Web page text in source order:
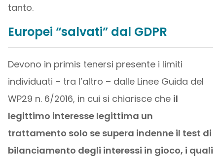
tanto.
Europei “salvati” dal GDPR
Devono in primis tenersi presente i limiti
individuati – tra l’altro – dalle Linee Guida del
WP29 n. 6/2016, in cui si chiarisce che il
legittimo interesse legittima un
trattamento solo se supera indenne il test di
bilanciamento degli interessi in gioco, i quali